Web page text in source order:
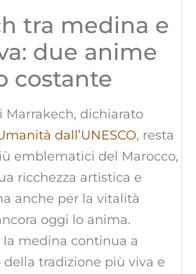
tra medina e
due anime
costante
Marrakech, dichiarato
dall’UNESCO, resta
emblematici del Marocco,
ricchezza artistica e
anche per la vitalità
oggi lo anima.
medina continua a
della tradizione più viva e